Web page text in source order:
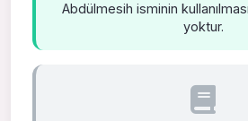
Abdülmesih isminin
yoktur.